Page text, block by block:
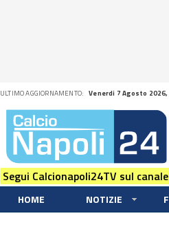
ULTIMO AGGIORNAMENTO: Venerdi 7 Agosto
Segui Calcionapoli24TV sul
HOME NOTIZIE